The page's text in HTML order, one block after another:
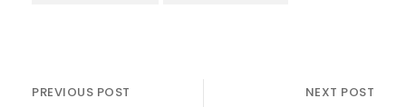
PREVIOUS POST NEXT POST